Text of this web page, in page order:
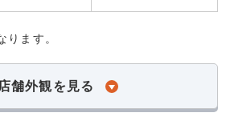
ます。
店舗外観を見る